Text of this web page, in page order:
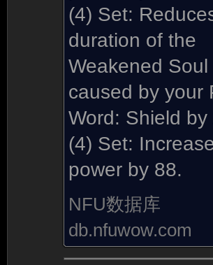
(4) Set:
duration of the
Weakened Soul
caused by your
Word: Shield by
(4) Set:
power by 88.
NFU数据库
db.nfuwow.com